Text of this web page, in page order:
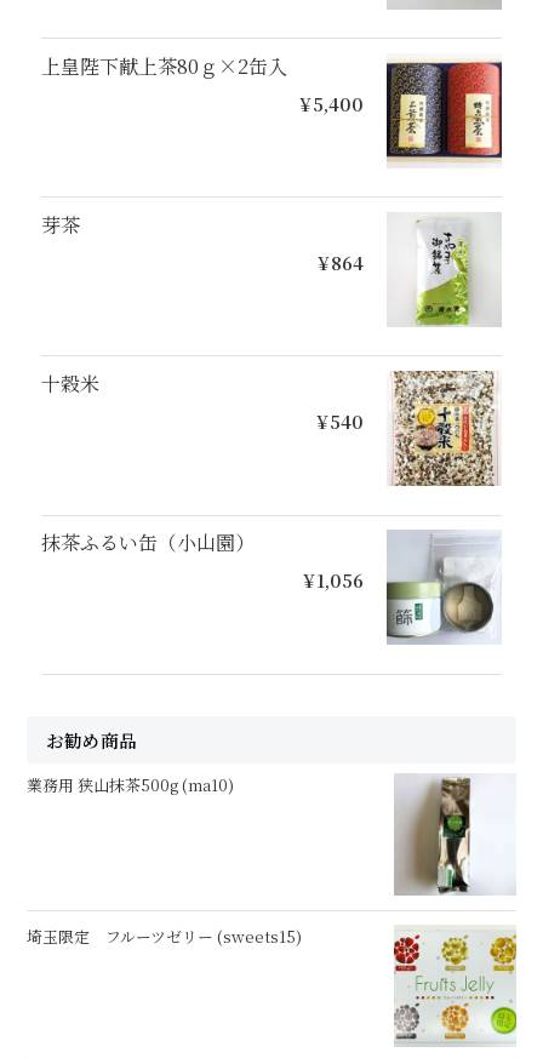
上皇陛下献上茶80ｇ×2缶入
¥5,400
芽茶
¥864
十穀米
¥540
抹茶ふるい缶（小山園）
¥1,056
お勧め商品
業務用 狭山抹茶500g (ma10)
埼玉限定 フルーツゼリー (sweets15)